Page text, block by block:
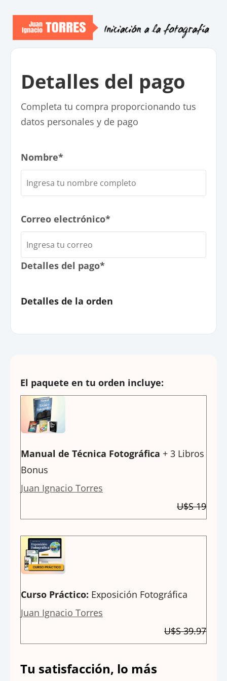
Detalles del pago
Completa tu compra proporcionando tus
datos personales y de pago
Nombre*
Correo electrónico*
Detalles del pago*
Detalles de la orden
El paquete en tu orden incluye:
Manual de Técnica Fotográfica + 3 Libros
Bonus
Juan Ignacio Torres
U$S 19
Curso Práctico: Exposición Fotográfica
Juan Ignacio Torres
U$S 39.97
Tu satisfacción, lo más